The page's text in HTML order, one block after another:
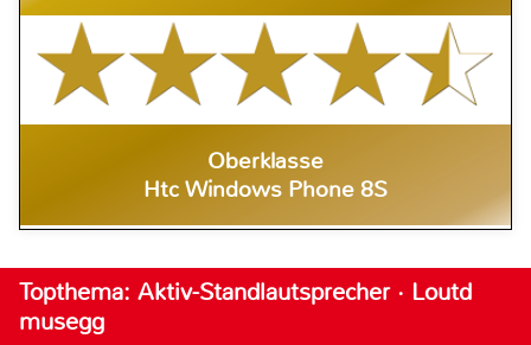
Oberklasse
Htc Windows Phone 8S
Topthema: Aktiv-Standlautsprecher · Loutd
musegg